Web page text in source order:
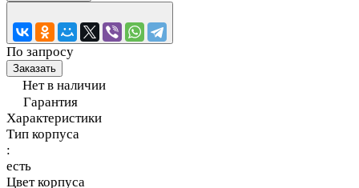
По запросу
Заказать
Нет в наличии
Гарантия
Характеристики
Тип корпуса
:
есть
Цвет корпуса